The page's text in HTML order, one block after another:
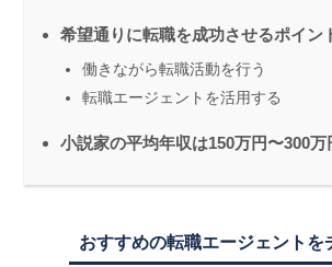
希望通りに転職を成功させるポイン
働きながら転職活動を行う
転職エージェントを活用する
小説家の平均年収は150万円〜300万
おすすめの転職エージェントを